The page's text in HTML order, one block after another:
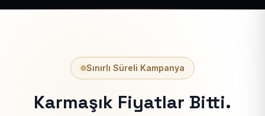
Sınırlı Süreli Kampanya
Karmaşık Fiyatlar Bitti.